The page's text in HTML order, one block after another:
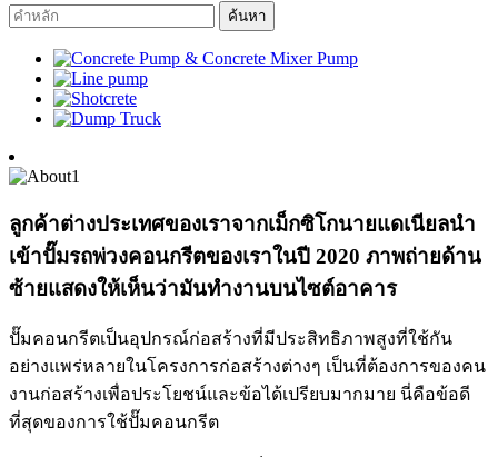
ลูกค้าต่างประเทศของเราจากเม็กซิโกนายแดเนียลนำ
เข้าปั๊มรถพ่วงคอนกรีตของเราในปี 2020 ภาพถ่ายด้าน
ซ้ายแสดงให้เห็นว่ามันทำงานบนไซต์อาคาร
ปั๊มคอนกรีตเป็นอุปกรณ์ก่อสร้างที่มีประสิทธิภาพสูงที่ใช้กัน
อย่างแพร่หลายในโครงการก่อสร้างต่างๆ เป็นที่ต้องการของคน
งานก่อสร้างเพื่อประโยชน์และข้อได้เปรียบมากมาย นี่คือข้อดี
ที่สุดของการใช้ปั๊มคอนกรีต